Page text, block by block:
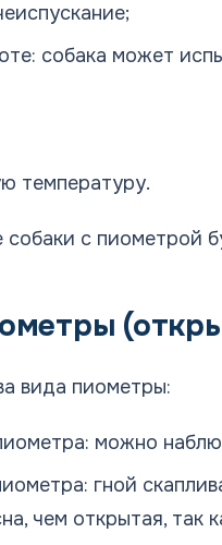
собака может
температуру.
собаки с пиометрой
вида пиометры:
можно
гной
чем открытая, так